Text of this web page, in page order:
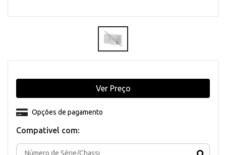
Compativel com:
Opções de pagamento
Ver Preço